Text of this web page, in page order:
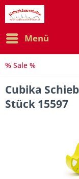
Menü
% Sale %
Cubika
Stück 15597